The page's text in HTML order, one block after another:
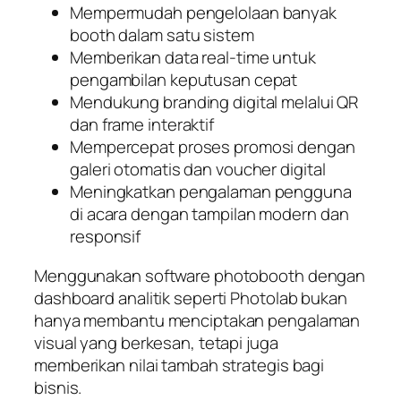
Mempermudah pengelolaan banyak
booth dalam satu sistem
Memberikan data real-time untuk
pengambilan keputusan cepat
Mendukung branding digital melalui QR
dan frame interaktif
Mempercepat proses promosi dengan
galeri otomatis dan voucher digital
Meningkatkan pengalaman pengguna
di acara dengan tampilan modern dan
responsif
Menggunakan software photobooth dengan
dashboard analitik seperti Photolab bukan
hanya membantu menciptakan pengalaman
visual yang berkesan, tetapi juga
memberikan nilai tambah strategis bagi
bisnis.